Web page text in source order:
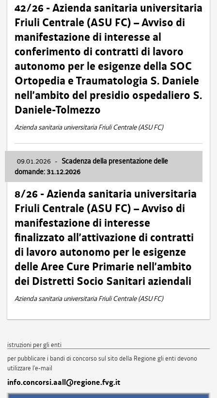
42/26 - Azienda sanitaria universitaria
Friuli Centrale (ASU FC) – Avviso di
manifestazione di interesse al
conferimento di contratti di lavoro
autonomo per le esigenze della SOC
Ortopedia e Traumatologia S. Daniele
nell’ambito del presidio ospedaliero S.
Daniele-Tolmezzo
Azienda sanitaria universitaria Friuli Centrale (ASU FC)
09.01.2026 - Scadenza della presentazione delle
domande: 31.12.2026
8/26 - Azienda sanitaria universitaria
Friuli Centrale (ASU FC) – Avviso di
manifestazione di interesse
finalizzato all’attivazione di contratti
di lavoro autonomo per le esigenze
delle Aree Cure Primarie nell’ambito
dei Distretti Socio Sanitari aziendali
Azienda sanitaria universitaria Friuli Centrale (ASU FC)
istruzioni per gli enti
per pubblicare i bandi di concorso sul sito della Regione gli enti devono
utilizzare l'e-mail
info.concorsi.aall@regione.fvg.it